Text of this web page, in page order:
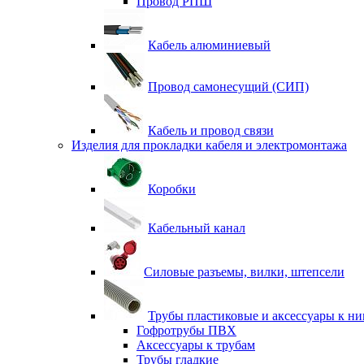
Кабель алюминиевый
Провод самонесущий (СИП)
Кабель и провод связи
Изделия для прокладки кабеля и электромонтажа
Коробки
Кабельный канал
Силовые разъемы, вилки, штепсели
Трубы пластиковые и аксессуары к
Гофротрубы ПВХ
Аксессуары к трубам
Трубы гладкие